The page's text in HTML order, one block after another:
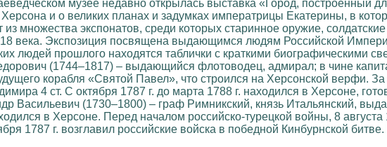
музее недавно открылась выставка «Город, построенный
и о великих планах и задумках императрицы Екатерины, в
из множества экспонатов, среди которых старинное оружие,
18 века. Экспозиция посвящена выдающимся людям Российской
людей прошлого находятся таблички с краткими биографическими
(1744–1817) – выдающийся флотоводец, адмирал; в чине
корабля «Святой Павел», что строился на Херсонской верфи.
4 ст. С октября 1787 г. до марта 1788 г. находился в Херсоне,
Васильевич (1730–1800) – граф Римникский, князь Итальянский,
в Херсоне. Перед началом российско-турецкой войны, 8
1787 г. возглавил российские войска в победной Кинбурнской